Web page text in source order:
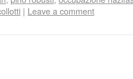
| Leave a comment